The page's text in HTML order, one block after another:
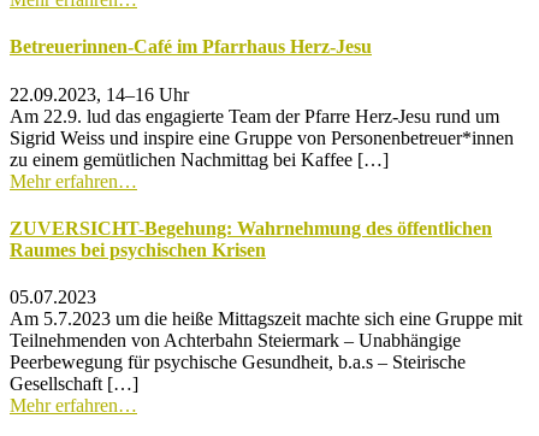
Betreuerinnen-Café im Pfarrhaus Herz-Jesu
22.09.2023, 14–16 Uhr
Am 22.9. lud das engagierte Team der Pfarre Herz-Jesu rund um
Sigrid Weiss und inspire eine Gruppe von Personenbetreuer*innen
zu einem gemütlichen Nachmittag bei Kaffee […]
Mehr erfahren…
ZUVERSICHT-Begehung: Wahrnehmung des öffentlichen
Raumes bei psychischen Krisen
05.07.2023
Am 5.7.2023 um die heiße Mittagszeit machte sich eine Gruppe mit
Teilnehmenden von Achterbahn Steiermark – Unabhängige
Peerbewegung für psychische Gesundheit, b.a.s – Steirische
Gesellschaft […]
Mehr erfahren…